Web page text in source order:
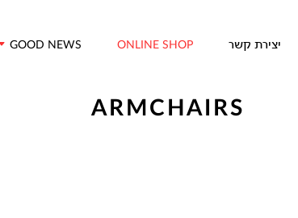
יצירת קשר ONLINE SHOP
GOOD NEWS
ARMCHAIRS